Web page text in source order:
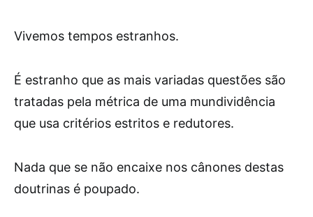
Vivemos tempos estranhos.
É estranho que as mais variadas questões são
tratadas pela métrica de uma mundividência
que usa critérios estritos e redutores.
Nada que se não encaixe nos cânones destas
doutrinas é poupado.